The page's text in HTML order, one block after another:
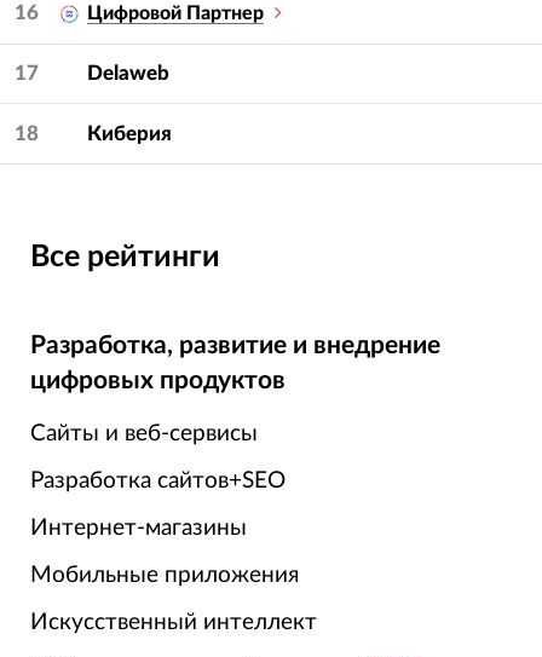
16 Цифровой Партнер
17 Delaweb
18 Киберия
Все рейтинги
Разработка, развитие и внедрение
цифровых продуктов
Сайты и веб-сервисы
Разработка сайтов+SEO
Интернет-магазины
Мобильные приложения
Искусственный интеллект